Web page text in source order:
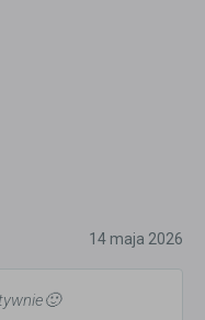
14 maja 2026